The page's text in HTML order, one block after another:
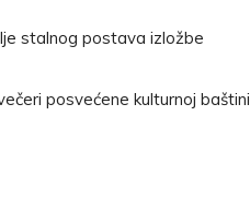
stalnog postava izložbe
posvećene kulturnoj baštini